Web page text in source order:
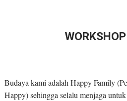
Budaya kami adalah Happy Family
Happy) sehingga selalu menjaga